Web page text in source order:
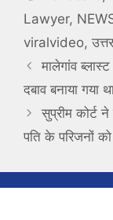
Lawyer,
viralvideo,
मालेगांव
दबाव बनाया गया
सुप्रीम कोर्ट
पति के परिजनों को